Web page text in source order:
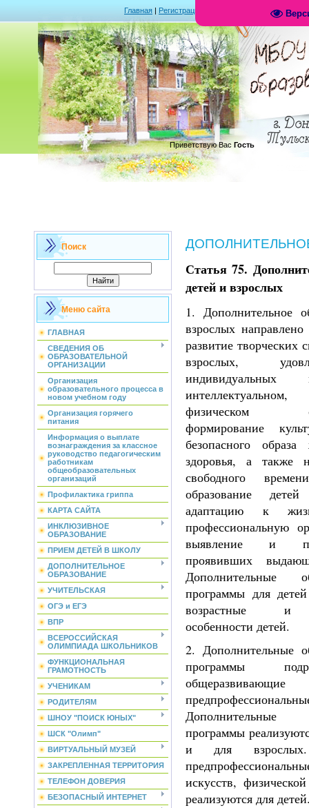
Главная | Регистрация
.
Приветствую Вас Гость
Поиск
Меню сайта
ГЛАВНАЯ
СВЕДЕНИЯ ОБ
ОБРАЗОВАТЕЛЬНОЙ
ОРГАНИЗАЦИИ
Организация
образовательного процесса в
новом учебном году
Организация горячего
питания
Информация о выплате
вознаграждения за классное
руководство педагогическим
работникам
общеобразовательных
организаций
Профилактика гриппа
КАРТА САЙТА
ИНКЛЮЗИВНОЕ
ОБРАЗОВАНИЕ
ПРИЕМ ДЕТЕЙ В ШКОЛУ
ДОПОЛНИТЕЛЬНОЕ
ОБРАЗОВАНИЕ
УЧИТЕЛЬСКАЯ
ОГЭ и ЕГЭ
ВПР
ВСЕРОССИЙСКАЯ
ОЛИМПИАДА ШКОЛЬНИКОВ
ФУНКЦИОНАЛЬНАЯ
ГРАМОТНОСТЬ
УЧЕНИКАМ
РОДИТЕЛЯМ
ШНОУ "ПОИСК ЮНЫХ"
ШСК "Олимп"
ВИРТУАЛЬНЫЙ МУЗЕЙ
ЗАКРЕПЛЕННАЯ ТЕРРИТОРИЯ
ТЕЛЕФОН ДОВЕРИЯ
БЕЗОПАСНЫЙ ИНТЕРНЕТ
Статья 75.
детей и взрослых
1. Дополнительное
взрослых
развитие творческих
взрослых,
индивидуальных
физическом
формирование
безопасного
здоровья, а также
свободного
образование
адаптацию к
профессиональную
выявление и
проявивших
Дополнительные
программы для
возрастные и
особенности детей.
2. Дополнительные
программы
Дополнительные
программы
и для взрослых.
искусств,
реализуются для